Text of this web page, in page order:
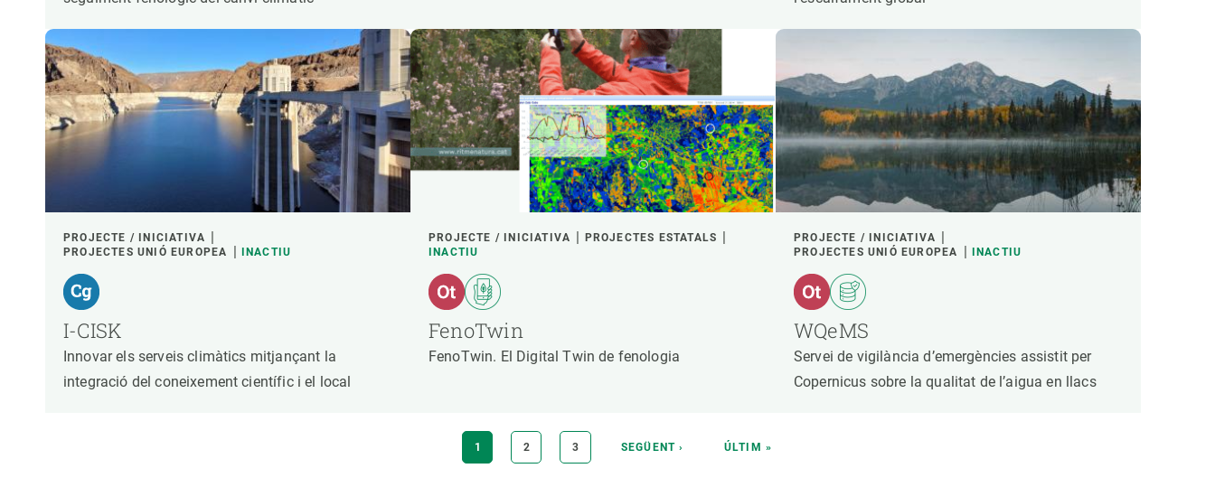
PROJECTE / INICIATIVA
PROJECTES UNIÓ EUROPEA
INACTIU
I-CISK
Innovar els serveis climàtics mitjançant la
integració del coneixement científic i el local
PROJECTE / INICIATIVA
PROJECTES ESTATALS
INACTIU
FenoTwin
FenoTwin. El Digital Twin de fenologia
PROJECTE / INICIATIVA
PROJECTES UNIÓ EUROPEA
INACTIU
WQeMS
Servei de vigilància d’emergències assistit per
Copernicus sobre la qualitat de l’aigua en llacs
PÀGINA
ACTUAL
1 PÀGINA
2 PÀGINA
3
PÀGINA
SEGÜENT ›
ÚLTIMA
ÚLTIM »